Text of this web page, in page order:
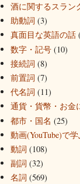
酒に関するスラン
助動詞 (3)
真面目な英語の話
数字・記号 (10)
接続詞 (8)
前置詞 (7)
代名詞 (11)
通貨・貨幣・お金
都市・国名 (25)
動画(YouTube)で
動詞 (108)
副詞 (32)
名詞 (569)